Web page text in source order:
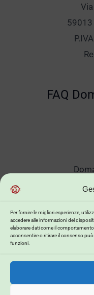
Per fornire le migliori esperienze,
accedere alle informazioni del
elaborare dati come il
acconsentire o ritirare il consenso
funzioni.
FAQ